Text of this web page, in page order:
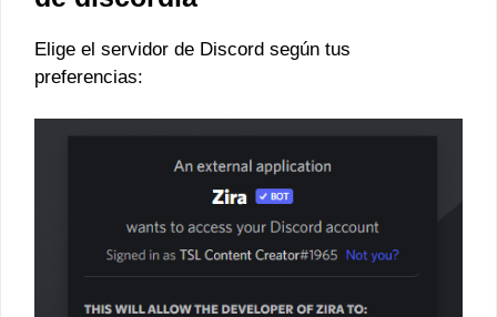
Elige el servidor de Discord según tus
preferencias: